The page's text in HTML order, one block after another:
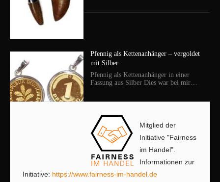
Pfennig als Kettenanhänger – vergoldet
mit Silber
Pfennig als Kettenanhänger in einer
Fassung aus Silber Dies war bei mir…
Mitglied der
Initiative "Fairness
im Handel".
Informationen zur
Initiative: https://www.fairness-im-handel.de